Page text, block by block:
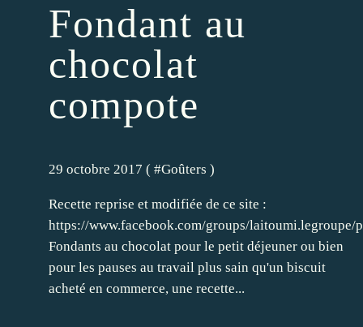
Fondant au
chocolat
compote
29 octobre 2017 ( #Goûters )
Recette reprise et modifiée de ce site :
https://www.facebook.com/groups/laitoumi.legroupe/
Fondants au chocolat pour le petit déjeuner ou bien
pour les pauses au travail plus sain qu'un biscuit
acheté en commerce, une recette...